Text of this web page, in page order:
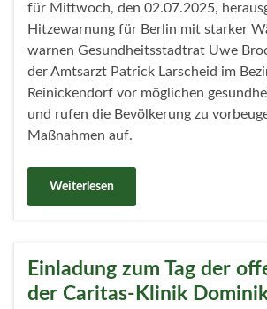
für Mittwoch, den 02.07.2025,
Hitzewarnung für Berlin mit starker
warnen Gesundheitsstadtrat Uwe
der Amtsarzt Patrick Larscheid im
Reinickendorf vor möglichen
und rufen die Bevölkerung zu
Maßnahmen auf.
Weiterlesen
Einladung zum Tag der
der Caritas-Klinik